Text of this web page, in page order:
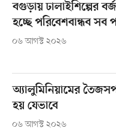
বগুড়ায় ঢালাইশিল্পের
হচ্ছে পরিবেশবান্ধব সব
০৬ আগস্ট ২০২৬
অ্যালুমিনিয়ামের
হয় যেভাবে
০৬ আগস্ট ২০২৬